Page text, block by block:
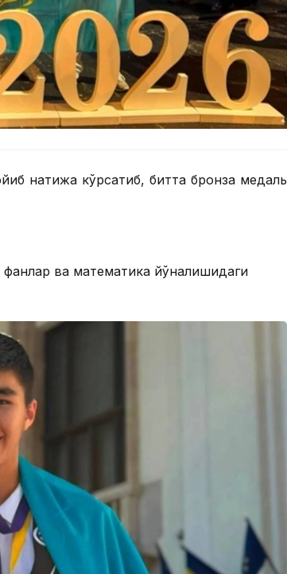
натижа кўрсатиб, битта бронза медаль
ва математика йўналишидаги